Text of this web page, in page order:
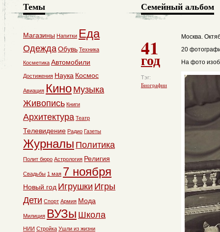
Семейный альбом
41
год
Тэг:
Биографии
Москва.
20
На фото
Темы
Магазины Напитки Еда
ОдеждаОбувь Техника
Косметика Автомобили
Достижения Наука Космос
Авиация Кино Музыка
Живопись Книги
Архитектура Театр
Телевидение Радио Газеты
Журналы Политика
Полит бюро Астрология Религия
Свадьбы 1 мая 7 ноября
Новый год Игрушки Игры
Дети Спорт Армия Мода
Милиция ВУЗы Школа
НИИ Стройка Ушли из жизни